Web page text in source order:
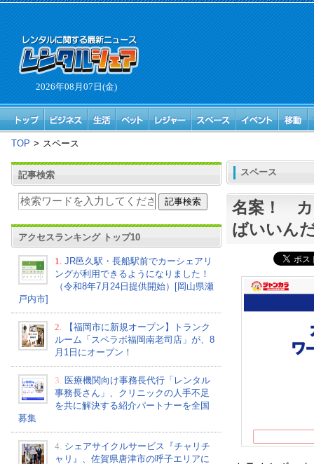
2026年08月07日(金)
TOP > スペース
記事検索
アクセスランキング トップ10
1.
JR邑久駅・長船駅前でカーシェアリ
ングが利用できるようになりました！
（令和8年7月24日提供開始）[岡山県瀬
戸内市]
2.
【福岡市に新規オープン】トランク
ルーム「スペラボ福岡南老司店」が、8
月1日にオープン！
3. 医療機関向け事務長代行「レンタル
事務長さん」、クリニックの人手不足
を共に解決する紹介パートナーを全国
募集
4. シェアサイクルサービス『チャリチ
ャリ』、佐賀県唐津市の呼子エリアに
スペース
名案！ カ
ばいいん